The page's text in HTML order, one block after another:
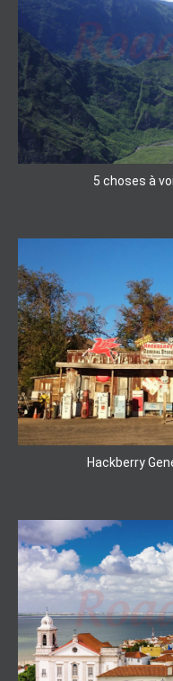
5 choses à
Hackberry